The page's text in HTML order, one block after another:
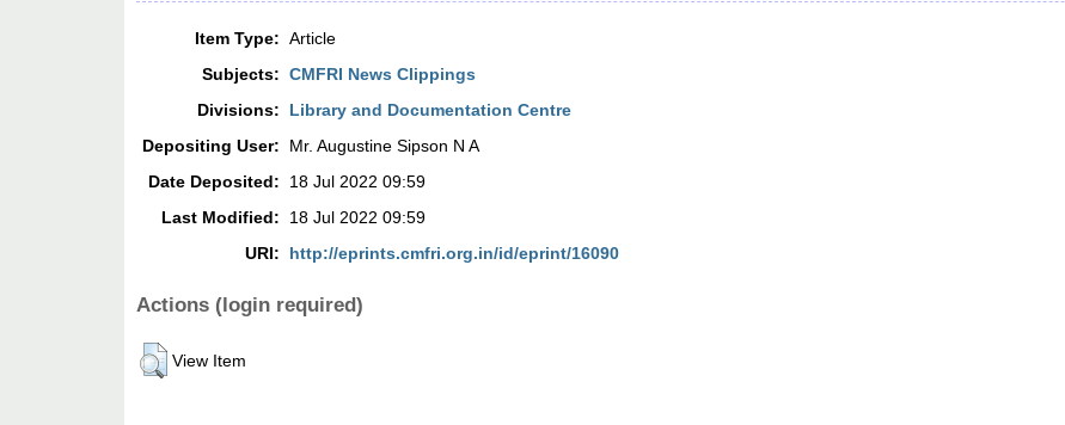
Item Type: Article
Subjects: CMFRI News Clippings
Divisions:
Library and Documentation Centre
Depositing User:
Mr. Augustine Sipson N A
Date Deposited:
18 Jul 2022 09:59
Last Modified:
18 Jul 2022 09:59
URI:
http://eprints.cmfri.org.in/id/eprint/16090
Actions (login required)
View Item